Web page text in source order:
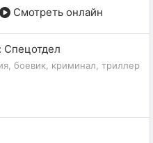
Смотреть онлайн
Спецотдел
боевик, криминал, триллер